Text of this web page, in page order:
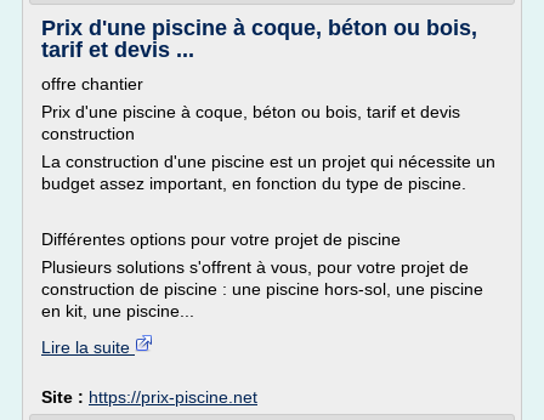
Prix d'une piscine à coque, béton ou bois,
tarif et devis ...
offre chantier
Prix d'une piscine à coque, béton ou bois, tarif et devis
construction
La construction d'une piscine est un projet qui nécessite un
budget assez important, en fonction du type de piscine.
Différentes options pour votre projet de piscine
Plusieurs solutions s'offrent à vous, pour votre projet de
construction de piscine : une piscine hors-sol, une piscine
en kit, une piscine...
Lire la suite
Site : https://prix-piscine.net